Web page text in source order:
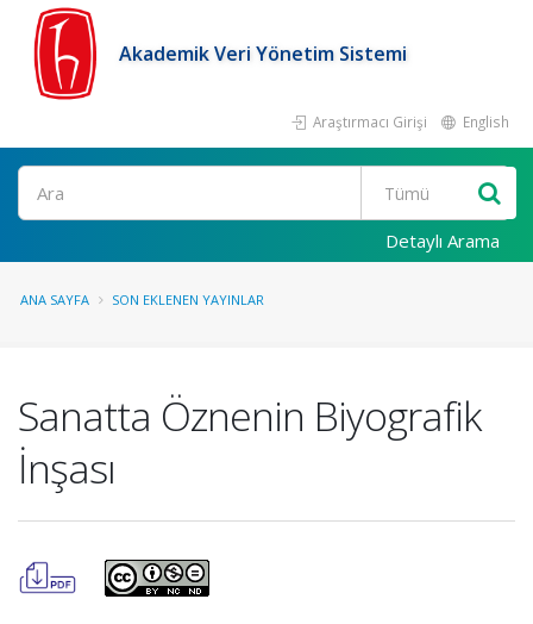
Akademik Veri Yönetim Sistemi
Araştırmacı Girişi English
Ara
Detaylı Arama
ANA SAYFA SON EKLENEN YAYINLAR
Sanatta Öznenin Biyografik
İnşası